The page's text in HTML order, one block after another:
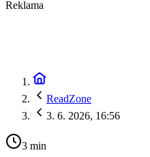
Reklama
ReadZone
3. 6. 2026, 16:56
3 min